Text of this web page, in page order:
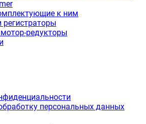
к ним
регистраторы
редукторы
персональных данных